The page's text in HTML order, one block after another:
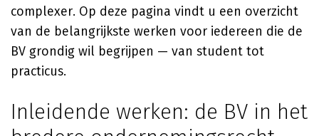
complexer. Op deze pagina vindt u een overzicht
van de belangrijkste werken voor iedereen die de
BV grondig wil begrijpen — van student tot
practicus.
Inleidende werken: de BV in het